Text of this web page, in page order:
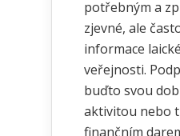
potřebným a
zjevné, ale
informace
veřejnosti.
buďto svou
aktivitou nebo
finančním